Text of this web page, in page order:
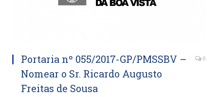
Portaria nº 055/2017-GP/PMSSBV –
Nomear o Sr. Ricardo Augusto
Freitas de Sousa
0